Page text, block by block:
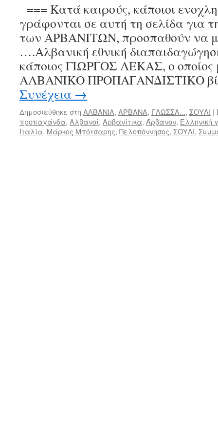
=== Κατά καιρούς, κάποιοι
γράφονται σε αυτή τη σελίδα
των ΑΡΒΑΝΙΤΩΝ, προσπαθούν να
….Αλβανική εθνική
κάποιος ΓΙΩΡΓΟΣ ΛΕΚΑΣ, ο οποίος
ΑΛΒΑΝΙΚΟ ΠΡΟΠΑΓΑΝΔΙΣΤΙΚΟ
Συνέχεια →
Δημοσιεύθηκε στη ΑΛΒΑΝΙΑ, ΑΡΒΑΝΑ, ΓΛΩΣΣΑ..., ΣΟΥΛΙ |
προπαγάνδα, Αλβανοί, Αρβανίτικα, Άρβανον, Ελληνική
Ιταλία, Μάρκος Μπότσαρης, Πελοπόννησος, ΣΟΥΛΙ,